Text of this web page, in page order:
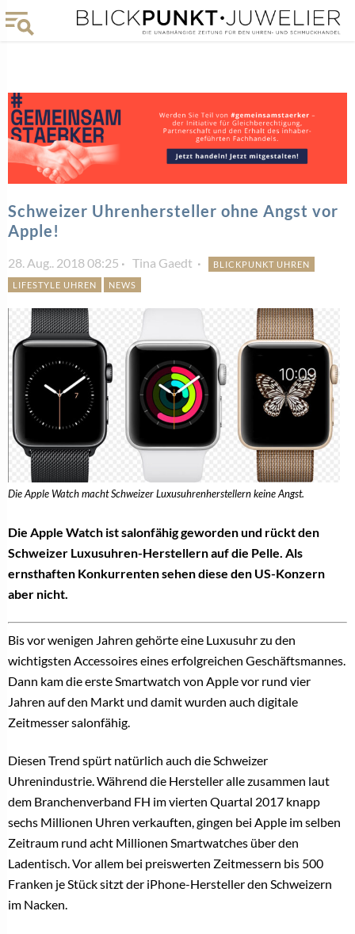
Schweizer Uhrenhersteller ohne Angst vor
Apple!
28. Aug.. 2018 08:25 Tina Gaedt
BLICKPUNKT UHREN
LIFESTYLE UHREN
NEWS
Die Apple Watch macht Schweizer Luxusuhrenherstellern keine Angst.
Die Apple Watch ist salonfähig geworden und rückt den
Schweizer Luxusuhren-Herstellern auf die Pelle. Als
ernsthaften Konkurrenten sehen diese den US-Konzern
aber nicht.
Bis vor wenigen Jahren gehörte eine Luxusuhr zu den
wichtigsten Accessoires eines erfolgreichen Geschäftsmannes.
Dann kam die erste Smartwatch von Apple vor rund vier
Jahren auf den Markt und damit wurden auch digitale
Zeitmesser salonfähig.
Diesen Trend spürt natürlich auch die Schweizer
Uhrenindustrie. Während die Hersteller alle zusammen laut
dem Branchenverband FH im vierten Quartal 2017 knapp
sechs Millionen Uhren verkauften, gingen bei Apple im selben
Zeitraum rund acht Millionen Smartwatches über den
Ladentisch. Vor allem bei preiswerten Zeitmessern bis 500
Franken je Stück sitzt der iPhone-Hersteller den Schweizern
im Nacken.